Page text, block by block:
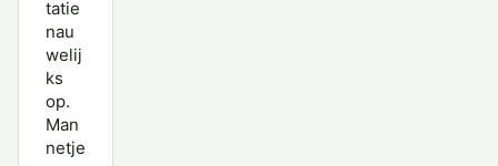
tatie
nau
welij
ks
op.
Man
netje